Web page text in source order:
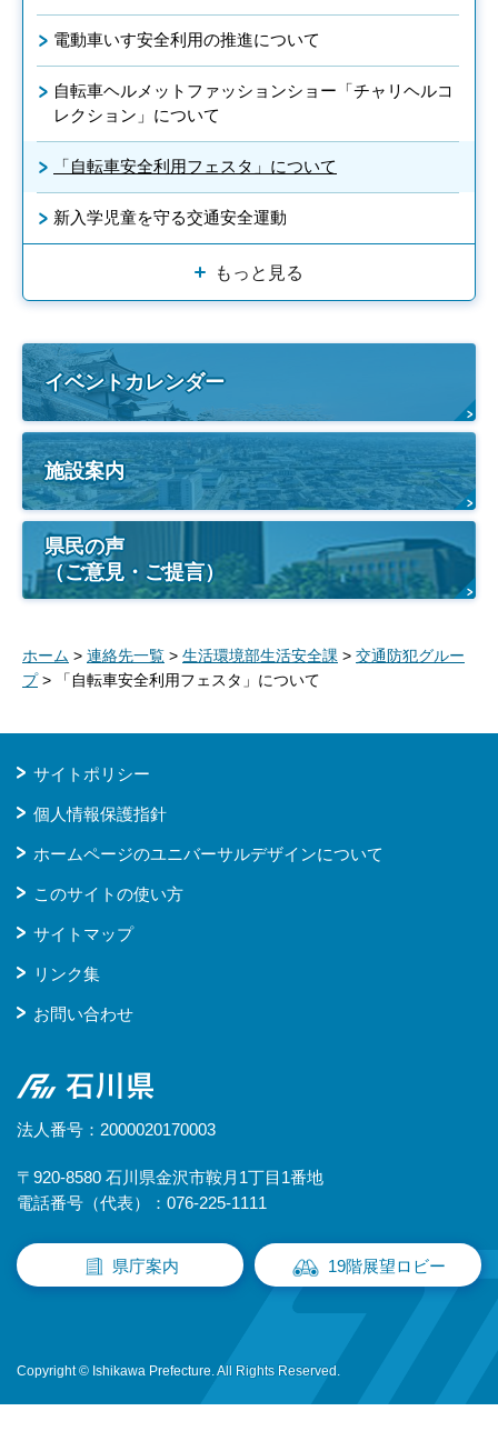
電動車いす安全利用の推進について
自転車ヘルメットファッションショー「チャリヘルコ
レクション」について
「自転車安全利用フェスタ」について
新入学児童を守る交通安全運動
もっと見る
イベントカレンダー
施設案内
県民の声
（ご意見・ご提言）
ホーム > 連絡先一覧 > 生活環境部生活安全課 > 交通防犯グルー
プ> 「自転車安全利用フェスタ」について
サイトポリシー
個人情報保護指針
ホームページのユニバーサルデザインについて
このサイトの使い方
サイトマップ
リンク集
お問い合わせ
石川県
法人番号：2000020170003
〒920-8580 石川県金沢市鞍月1丁目1番地
電話番号（代表）：076-225-1111
県庁案内 19階展望ロビー
Copyright © Ishikawa Prefecture. All Rights Reserved.